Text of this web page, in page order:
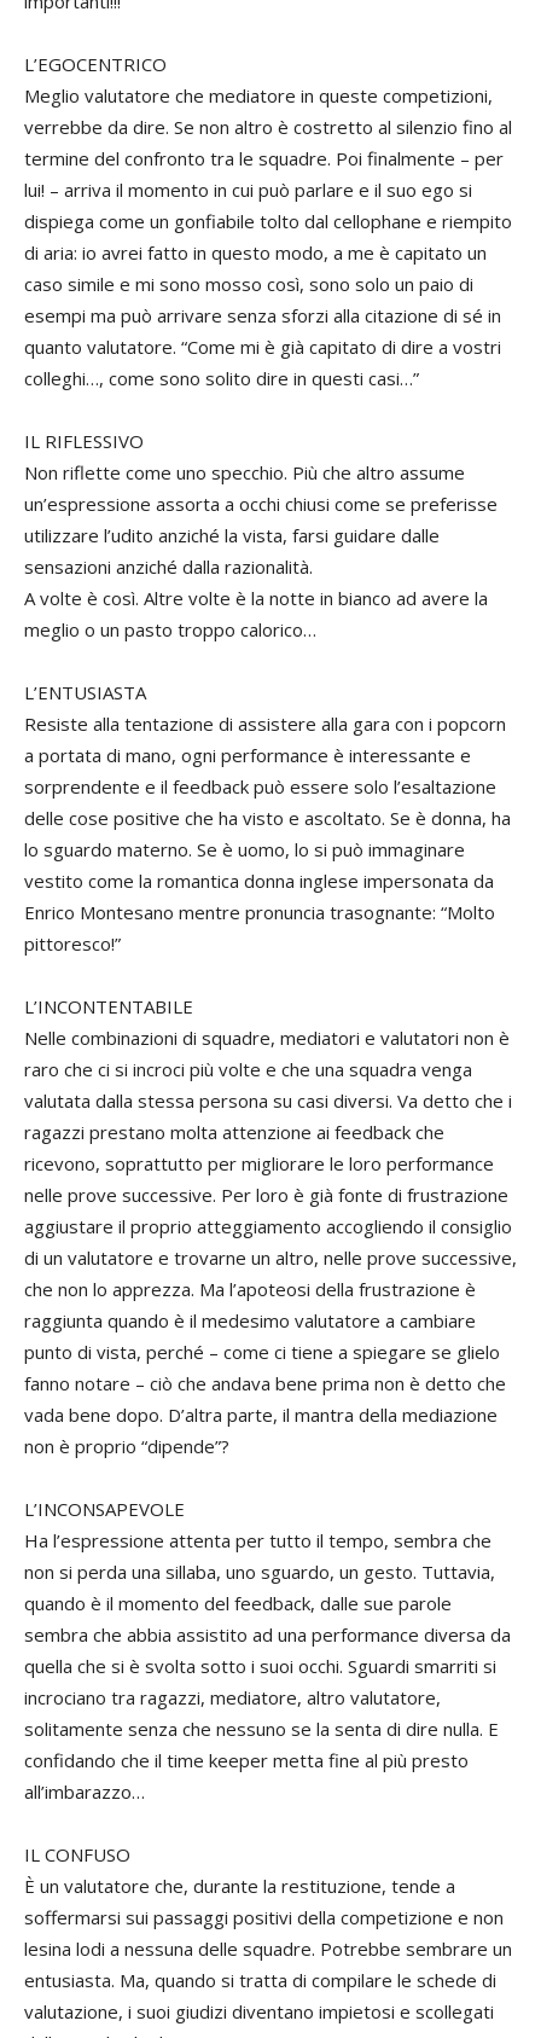
L’EGOCENTRICO
Meglio valutatore che mediatore in queste competizioni,
verrebbe da dire. Se non altro è costretto al silenzio fino al
termine del confronto tra le squadre. Poi finalmente – per
lui! – arriva il momento in cui può parlare e il suo ego si
dispiega come un gonfiabile tolto dal cellophane e riempito
di aria: io avrei fatto in questo modo, a me è capitato un
caso simile e mi sono mosso così, sono solo un paio di
esempi ma può arrivare senza sforzi alla citazione di sé in
quanto valutatore. “Come mi è già capitato di dire a vostri
colleghi…, come sono solito dire in questi casi…”
IL RIFLESSIVO
Non riflette come uno specchio. Più che altro assume
un’espressione assorta a occhi chiusi come se preferisse
utilizzare l’udito anziché la vista, farsi guidare dalle
sensazioni anziché dalla razionalità.
A volte è così. Altre volte è la notte in bianco ad avere la
meglio o un pasto troppo calorico…
L’ENTUSIASTA
Resiste alla tentazione di assistere alla gara con i popcorn
a portata di mano, ogni performance è interessante e
sorprendente e il feedback può essere solo l’esaltazione
delle cose positive che ha visto e ascoltato. Se è donna, ha
lo sguardo materno. Se è uomo, lo si può immaginare
vestito come la romantica donna inglese impersonata da
Enrico Montesano mentre pronuncia trasognante: “Molto
pittoresco!”
L’INCONTENTABILE
Nelle combinazioni di squadre, mediatori e valutatori non è
raro che ci si incroci più volte e che una squadra venga
valutata dalla stessa persona su casi diversi. Va detto che i
ragazzi prestano molta attenzione ai feedback che
ricevono, soprattutto per migliorare le loro performance
nelle prove successive. Per loro è già fonte di frustrazione
aggiustare il proprio atteggiamento accogliendo il consiglio
di un valutatore e trovarne un altro, nelle prove successive,
che non lo apprezza. Ma l’apoteosi della frustrazione è
raggiunta quando è il medesimo valutatore a cambiare
punto di vista, perché – come ci tiene a spiegare se glielo
fanno notare – ciò che andava bene prima non è detto che
vada bene dopo. D’altra parte, il mantra della mediazione
non è proprio “dipende”?
L’INCONSAPEVOLE
Ha l’espressione attenta per tutto il tempo, sembra che
non si perda una sillaba, uno sguardo, un gesto. Tuttavia,
quando è il momento del feedback, dalle sue parole
sembra che abbia assistito ad una performance diversa da
quella che si è svolta sotto i suoi occhi. Sguardi smarriti si
incrociano tra ragazzi, mediatore, altro valutatore,
solitamente senza che nessuno se la senta di dire nulla. E
confidando che il time keeper metta fine al più presto
all’imbarazzo…
IL CONFUSO
È un valutatore che, durante la restituzione, tende a
soffermarsi sui passaggi positivi della competizione e non
lesina lodi a nessuna delle squadre. Potrebbe sembrare un
entusiasta. Ma, quando si tratta di compilare le schede di
valutazione, i suoi giudizi diventano impietosi e scollegati